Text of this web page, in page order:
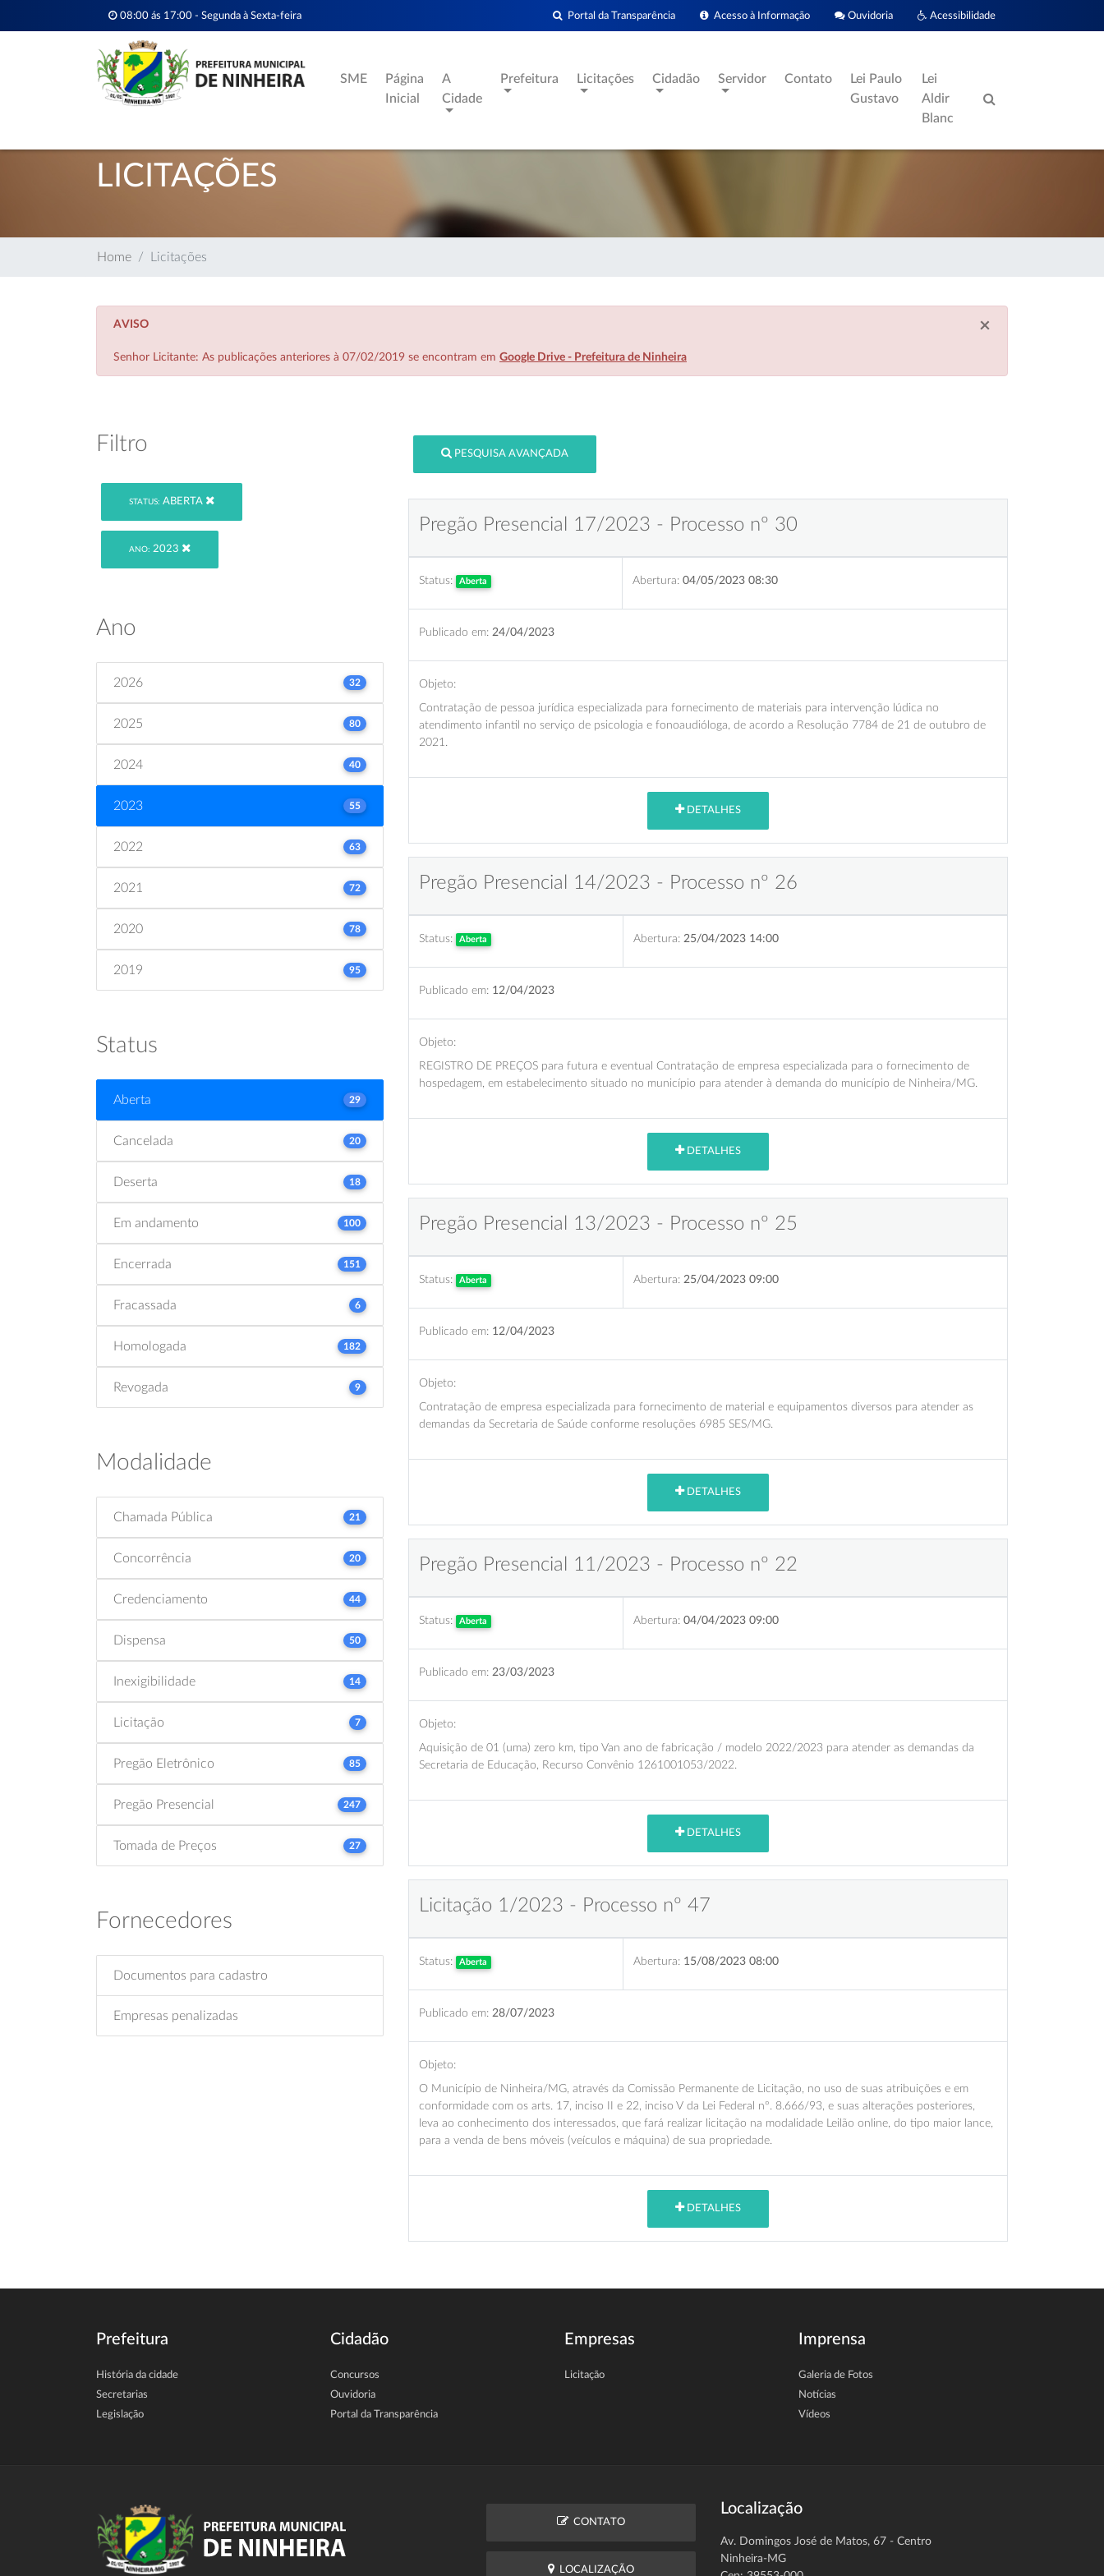
08:00 ás 17:00 - Segunda à Sexta-feira Acessibilidade
Ouvidoria
Acesso à Informação
Portal da Transparência
SME
Página
Inicial
A
Cidade
Prefeitura Licitações Cidadão Servidor Contato
Lei Paulo
Gustavo
Lei
Aldir
Blanc
LICITAÇÕES
Home Licitações
×
AVISO
Senhor Licitante: As publicações anteriores à 07/02/2019 se encontram em Google Drive - Prefeitura de Ninheira
Filtro
STATUS: ABERTA
ANO: 2023
Ano
2026 32
2025 80
2024 40
2023 55
2022 63
2021 72
2020 78
2019 95
Status
Aberta 29
Cancelada 20
Deserta 18
Em andamento 100
Encerrada 151
Fracassada 6
Homologada 182
Revogada 9
Modalidade
Chamada Pública 21
Concorrência 20
Credenciamento 44
Dispensa 50
Inexigibilidade 14
Licitação 7
Pregão Eletrônico 85
Pregão Presencial 247
Tomada de Preços 27
Fornecedores
Documentos para cadastro
Empresas penalizadas
PESQUISA AVANÇADA
Pregão Presencial 17/2023 - Processo nº 30
Status: Aberta Abertura: 04/05/2023 08:30
Publicado em: 24/04/2023
Objeto:
Contratação de pessoa jurídica especializada para fornecimento de materiais para intervenção lúdica no
atendimento infantil no serviço de psicologia e fonoaudióloga, de acordo a Resolução 7784 de 21 de outubro de
2021.
DETALHES
Pregão Presencial 14/2023 - Processo nº 26
Status: Aberta Abertura: 25/04/2023 14:00
Publicado em: 12/04/2023
Objeto:
REGISTRO DE PREÇOS para futura e eventual Contratação de empresa especializada para o fornecimento de
hospedagem, em estabelecimento situado no município para atender à demanda do município de Ninheira/MG.
DETALHES
Pregão Presencial 13/2023 - Processo nº 25
Status: Aberta Abertura: 25/04/2023 09:00
Publicado em: 12/04/2023
Objeto:
Contratação de empresa especializada para fornecimento de material e equipamentos diversos para atender as
demandas da Secretaria de Saúde conforme resoluções 6985 SES/MG.
DETALHES
Pregão Presencial 11/2023 - Processo nº 22
Status: Aberta Abertura: 04/04/2023 09:00
Publicado em: 23/03/2023
Objeto:
Aquisição de 01 (uma) zero km, tipo Van ano de fabricação / modelo 2022/2023 para atender as demandas da
Secretaria de Educação, Recurso Convênio 1261001053/2022.
DETALHES
Licitação 1/2023 - Processo nº 47
Status: Aberta Abertura: 15/08/2023 08:00
Publicado em: 28/07/2023
Objeto:
O Município de Ninheira/MG, através da Comissão Permanente de Licitação, no uso de suas atribuições e em
conformidade com os arts. 17, inciso II e 22, inciso V da Lei Federal nº. 8.666/93, e suas alterações posteriores,
leva ao conhecimento dos interessados, que fará realizar licitação na modalidade Leilão online, do tipo maior lance,
para a venda de bens móveis (veículos e máquina) de sua propriedade.
DETALHES
Prefeitura
História da cidade
Secretarias
Legislação
Cidadão
Concursos
Ouvidoria
Portal da Transparência
Empresas
Licitação
Imprensa
Galeria de Fotos
Notícias
Vídeos
CONTATO
LOCALIZAÇÃO
Localização
Av. Domingos José de Matos, 67 - Centro
Ninheira-MG